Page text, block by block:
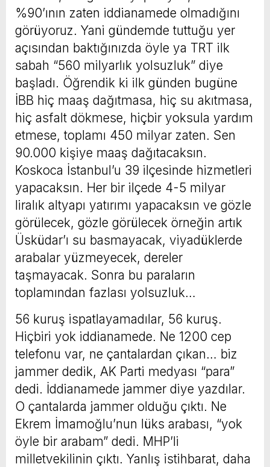
%90’ının zaten iddianamede olmadığını
görüyoruz. Yani gündemde tuttuğu yer
açısından baktığınızda öyle ya TRT ilk
sabah “560 milyarlık yolsuzluk” diye
başladı. Öğrendik ki ilk günden bugüne
İBB hiç maaş dağıtmasa, hiç su akıtmasa,
hiç asfalt dökmese, hiçbir yoksula yardım
etmese, toplamı 450 milyar zaten. Sen
90.000 kişiye maaş dağıtacaksın.
Koskoca İstanbul’u 39 ilçesinde hizmetleri
yapacaksın. Her bir ilçede 4-5 milyar
liralık altyapı yatırımı yapacaksın ve gözle
görülecek, gözle görülecek örneğin artık
Üsküdar’ı su basmayacak, viyadüklerde
arabalar yüzmeyecek, dereler
taşmayacak. Sonra bu paraların
toplamından fazlası yolsuzluk…
56 kuruş ispatlayamadılar, 56 kuruş.
Hiçbiri yok iddianamede. Ne 1200 cep
telefonu var, ne çantalardan çıkan… biz
jammer dedik, AK Parti medyası “para”
dedi. İddianamede jammer diye yazdılar.
O çantalarda jammer olduğu çıktı. Ne
Ekrem İmamoğlu’nun lüks arabası, “yok
öyle bir arabam” dedi. MHP’li
milletvekilinin çıktı. Yanlış istihbarat, daha